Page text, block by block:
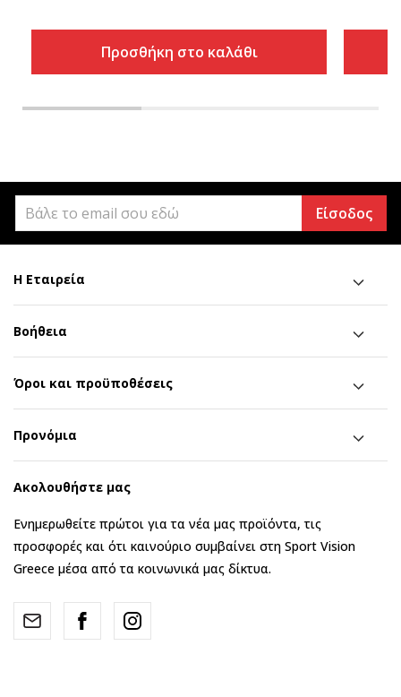
Προσθήκη στο καλάθι
Είσοδος
Η Εταιρεία
Βοήθεια
Όροι και προϋποθέσεις
Προνόμια
Ακολουθήστε μας
Ενημερωθείτε πρώτοι για τα νέα μας προϊόντα, τις
προσφορές και ότι καινούριο συμβαίνει στη Sport Vision
Greece μέσα από τα κοινωνικά μας δίκτυα.